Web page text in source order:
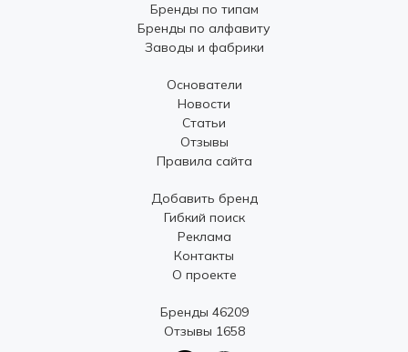
Бренды по типам
Бренды по алфавиту
Заводы и фабрики
Основатели
Новости
Статьи
Отзывы
Правила сайта
Добавить бренд
Гибкий поиск
Реклама
Контакты
О проекте
Бренды 46209
Отзывы 1658